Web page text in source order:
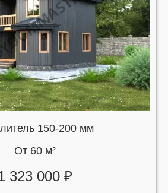
150-200 мм
От 60 м²
323 000 ₽